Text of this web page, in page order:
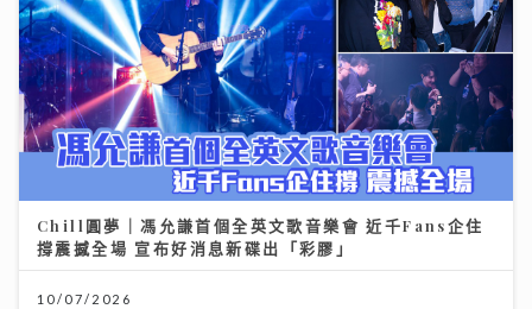
Chill圓夢｜馮允謙首個全英文歌音樂會 近千Fans企住
撐震撼全場 宣布好消息新碟出「彩膠」
10/07/2026